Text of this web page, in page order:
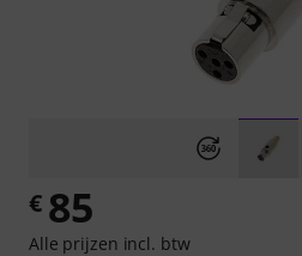
€ 85
Alle prijzen incl. btw